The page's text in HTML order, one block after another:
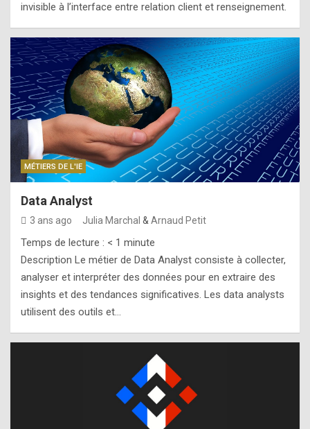
invisible à l’interface entre relation client et renseignement.
MÉTIERS DE L'IE
Data Analyst
3 ans ago Julia Marchal & Arnaud Petit
Temps de lecture : < 1 minute
Description Le métier de Data Analyst consiste à collecter,
analyser et interpréter des données pour en extraire des
insights et des tendances significatives. Les data analysts
utilisent des outils et…